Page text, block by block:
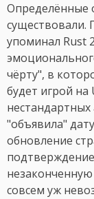
Определённые
существовали.
упоминал Rust
чёрту", в
будет игрой на
"объявила"
обновление
совсем уж